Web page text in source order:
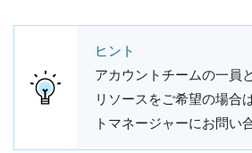
ヒント
アカウントチームの一員
リソースをご希望の場合
トマネージャーにお問い